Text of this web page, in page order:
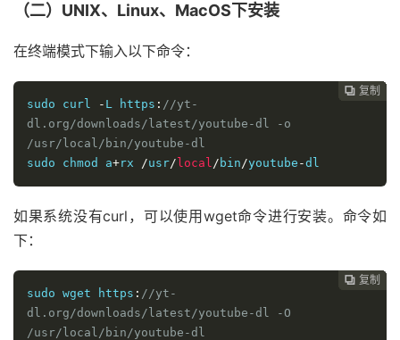
（二）UNIX、Linux、MacOS下安装
在终端模式下输入以下命令：
 复制
 复制
 复制
 复制
 复制
 复制
sudo curl
- L https : //yt-
dl.org/downloads/latest/youtube-dl -o
/usr/local/bin/youtube-dl
sudo chmod a+rx /usr/ local/ bin/youtube -dl
如果系统没有curl，可以使用wget命令进行安装。命令如
下：
 复制
 复制
 复制
 复制
 复制
sudo wget https : //yt-
dl.org/downloads/latest/youtube-dl -O
/usr/local/bin/youtube-dl